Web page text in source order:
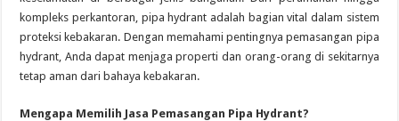
kompleks perkantoran, pipa hydrant adalah bagian vital dalam sistem
proteksi kebakaran. Dengan memahami pentingnya pemasangan pipa
hydrant, Anda dapat menjaga properti dan orang-orang di sekitarnya
tetap aman dari bahaya kebakaran.
Mengapa Memilih Jasa Pemasangan Pipa Hydrant?